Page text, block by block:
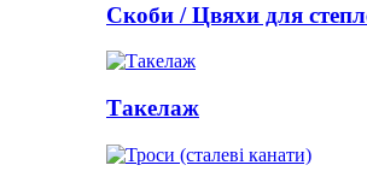
Скоби / Цвяхи для
Такелаж